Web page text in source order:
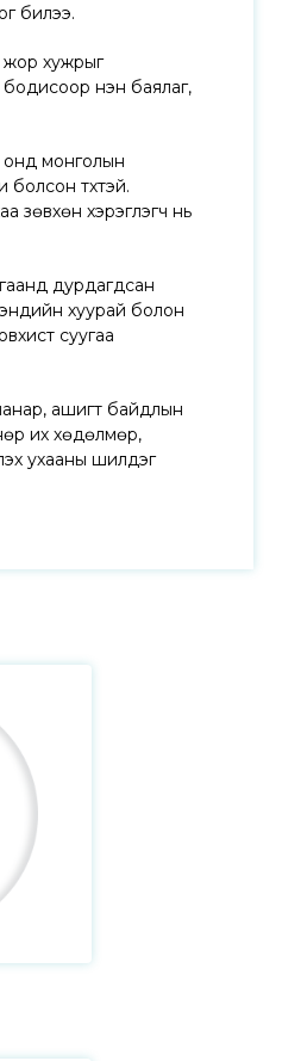
билээ.
жор хужрыг
бодисоор нэн баялаг,
монголын
түүхтэй.
зөвхөн хэрэглэгч нь
дурдагдсан
хуурай болон
суугаа
ашигт байдлын
их хөдөлмөр,
ухааны шилдэг